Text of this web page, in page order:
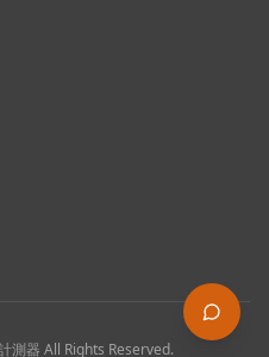
測器 All Rights Reserved.